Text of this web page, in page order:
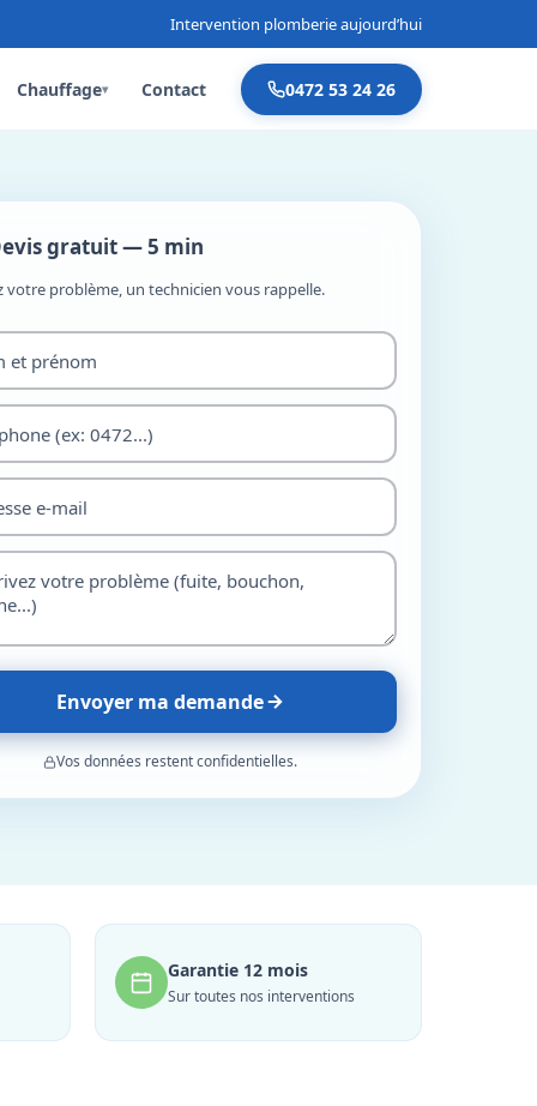
Intervention plomberie aujourd’hui
Chauffage▾ Contact 0472 53 24 26
gratuit — 5 min
votre problème, un technicien vous rappelle.
Envoyer ma demande
Vos données restent confidentielles.
Garantie 12 mois
Sur toutes nos interventions